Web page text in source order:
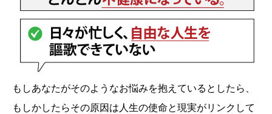
もしあなたがそのようなお悩みを抱えているとしたら、
もしかしたらその原因は人生の使命と現実がリンクして